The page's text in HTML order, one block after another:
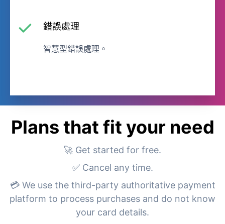
錯誤處理
智慧型錯誤處理。
Plans that fit your need
🚀 Get started for free.
✅ Cancel any time.
💳 We use the third-party authoritative payment
platform to process purchases and do not know
your card details.